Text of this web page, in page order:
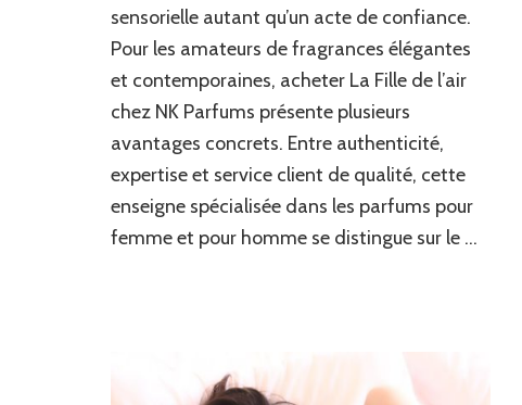
les
d’acheter
La
Fille
l’air
chez
NK
Parfums
?
sensorielle autant qu’un acte de confiance.
Pour les amateurs de fragrances élégantes
et contemporaines, acheter La Fille de l’air
chez NK Parfums présente plusieurs
avantages concrets. Entre authenticité,
expertise et service client de qualité, cette
enseigne spécialisée dans les parfums pour
femme et pour homme se distingue sur le …